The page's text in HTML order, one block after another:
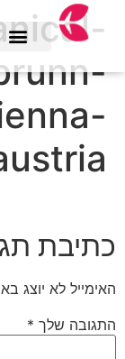
כתיבת
האימייל לא יוצג
התגובה שלך *